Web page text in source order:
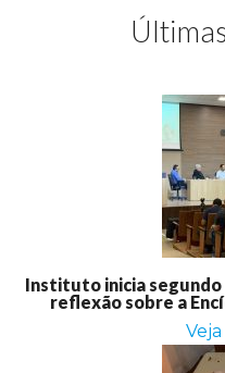
Instituto inicia
reflexão sobre a